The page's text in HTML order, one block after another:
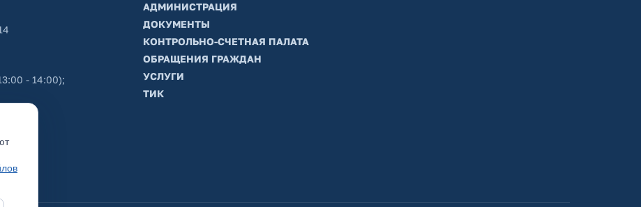
- 14:00);
АДМИНИСТРАЦИЯ
ДОКУМЕНТЫ
КОНТРОЛЬНО-СЧЕТНАЯ ПАЛАТА
ОБРАЩЕНИЯ ГРАЖДАН
УСЛУГИ
ТИК